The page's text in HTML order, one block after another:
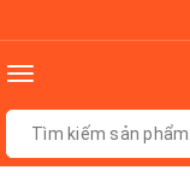
Toggle